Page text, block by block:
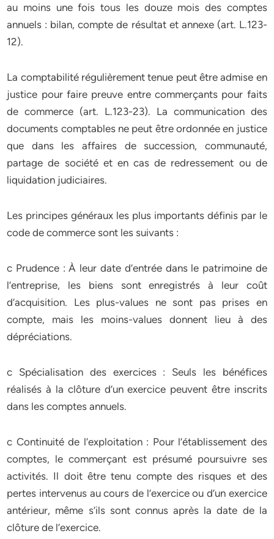
au moins une fois tous les douze mois des comptes
annuels : bilan, compte de résultat et annexe (art. L.123-
12).
La comptabilité régulièrement tenue peut être admise en
justice pour faire preuve entre commerçants pour faits
de commerce (art. L.123-23). La communication des
documents comptables ne peut être ordonnée en justice
que dans les affaires de succession, communauté,
partage de société et en cas de redressement ou de
liquidation judiciaires.
Les principes généraux les plus importants définis par le
code de commerce sont les suivants :
c Prudence : À leur date d’entrée dans le patrimoine de
l’entreprise, les biens sont enregistrés à leur coût
d’acquisition. Les plus-values ne sont pas prises en
compte, mais les moins-values donnent lieu à des
dépréciations.
c Spécialisation des exercices : Seuls les bénéfices
réalisés à la clôture d’un exercice peuvent être inscrits
dans les comptes annuels.
c Continuité de l’exploitation : Pour l’établissement des
comptes, le commerçant est présumé poursuivre ses
activités. Il doit être tenu compte des risques et des
pertes intervenus au cours de l’exercice ou d’un exercice
antérieur, même s’ils sont connus après la date de la
clôture de l’exercice.